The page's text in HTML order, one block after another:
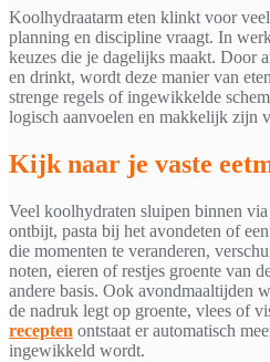
Koolhydraatarm eten klinkt voor
planning en discipline vraagt. In
keuzes die je dagelijks maakt. Door
en drinkt, wordt deze manier van
strenge regels of ingewikkelde
logisch aanvoelen en makkelijk zijn
Kijk naar je vaste
Veel koolhydraten sluipen binnen
ontbijt, pasta bij het avondeten of
die momenten te veranderen,
noten, eieren of restjes groente van
andere basis. Ook avondmaaltijden
de nadruk legt op groente, vlees of
recepten ontstaat er automatisch
ingewikkeld wordt.